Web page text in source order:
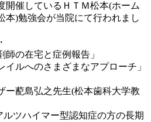
開催しているＨＴＭ松本(ホーム
本)勉強会が当院にて行われまし
の在宅と症例報告」
ルへのさまざまなアプローチ」
蓜島弘之先生(松本歯科大学教
ツハイマー型認知症の方の長期